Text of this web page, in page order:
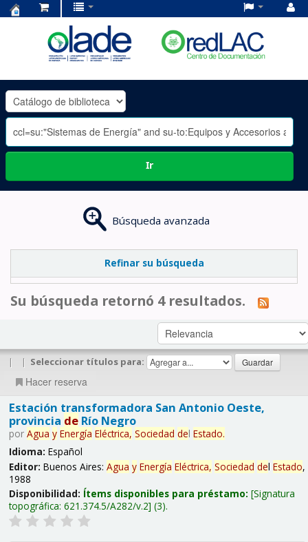
OLADE
-
Ir
Búsqueda avanzada
Refinar su búsqueda
Su búsqueda retornó 4 resultados.
| | Seleccionar títulos para:
Hacer reserva
Estación transformadora San Antonio Oeste,
provincia deRío Negro
por Agua y Energía Eléctrica, Sociedad del Estado.
Idioma: Español
Editor: Buenos Aires: Agua y Energía Eléctrica, Sociedad del Estado,
1988
Disponibilidad: Ítems disponibles para préstamo: Signatura
topográfica: 621.374.5/A282/v.2 (3).